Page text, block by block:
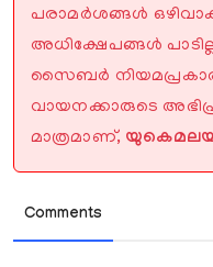
പരാമർശങ്ങൾ
അധിക്ഷേപങ്ങൾ
സൈബർ
വായനക്കാരുടെ
മാത്രമാണ്,
Comments